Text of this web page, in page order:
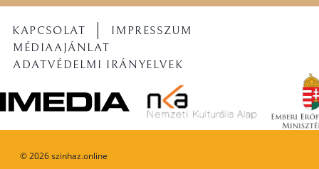
©2026szinhaz.online
KAPCSOLAT
IMPRESSZUM
MÉDIAAJÁNLAT
ADATVÉDELMI IRÁNYELVEK